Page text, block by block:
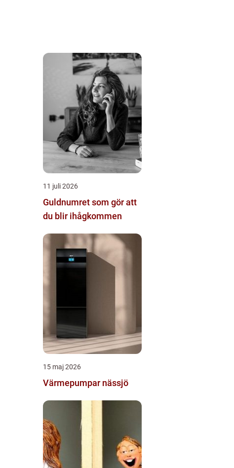
11 juli 2026
Guldnumret som gör att
du blir ihågkommen
15 maj 2026
Värmepumpar nässjö